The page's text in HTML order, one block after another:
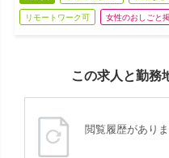
リモートワーク可 女性のおしごと
この求人と勤務
閲覧履歴があり